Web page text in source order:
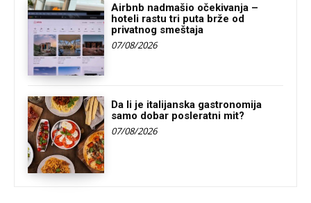
Airbnb nadmašio očekivanja –
hoteli rastu tri puta brže od
privatnog smeštaja
07/08/2026
Da li je italijanska gastronomija
samo dobar posleratni mit?
07/08/2026